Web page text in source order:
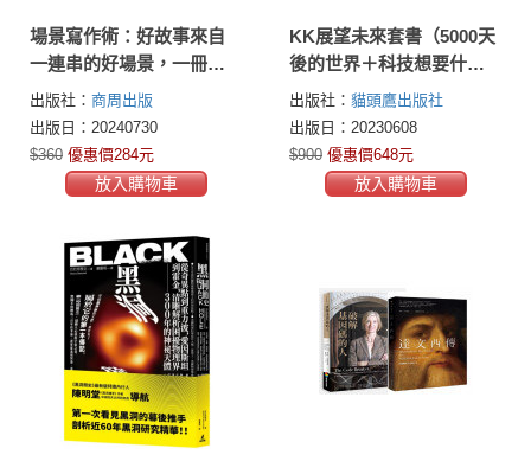
場景寫作術：好故事來自
一連串的好場景，一冊通
曉「雪花分形寫作法」中
感動讀者的最關鍵步驟
出版社： 商周出版
出版日：20240730
$360 優惠價284元
放入購物車
KK展望未來套書（5000天
後的世界＋科技想要什
麼）
出版社： 貓頭鷹出版社
出版日：20230608
$900 優惠價648元
放入購物車